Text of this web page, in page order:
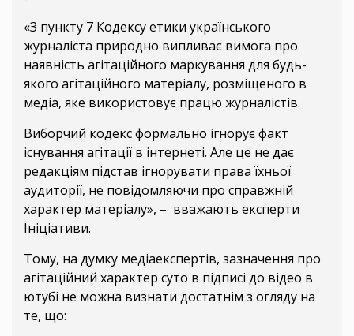
«З пункту 7 Кодексу етики українського
журналіста природно випливає вимога про
наявність агітаційного маркування для будь-
якого агітаційного матеріалу, розміщеного в
медіа, яке використовує працю журналістів.
Виборчий кодекс формально ігнорує факт
існування агітації в інтернеті. Але це не дає
редакціям підстав ігнорувати права їхньої
аудиторії, не повідомляючи про справжній
характер матеріалу», – вважають експерти
Ініціативи.
Тому, на думку медіаекспертів, зазначення про
агітаційний характер суто в підписі до відео в
ютубі не можна визнати достатнім з огляду на
те, що: